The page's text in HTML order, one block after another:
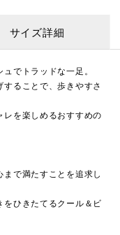
サイズ詳細
でトラッドな一足。
ることで、歩きやすさ
レを楽しめるおすすめの
で満たすことを追求し
をひきたてるクール＆ビ